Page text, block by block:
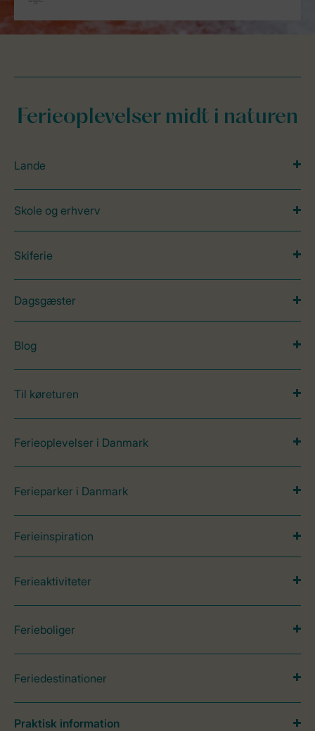
Ferieoplevelser midt i naturen
Lande
Skole og erhverv
Skiferie
Dagsgæster
Blog
Til køreturen
Ferieoplevelser i Danmark
Ferieparker i Danmark
Ferieinspiration
Ferieaktiviteter
Ferieboliger
Feriedestinationer
Praktisk information